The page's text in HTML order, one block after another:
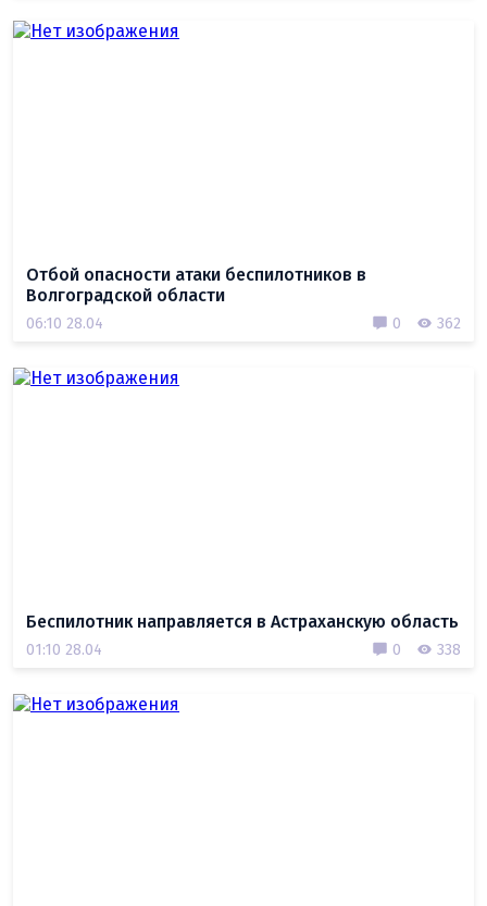
Отбой опасности атаки беспилотников в
Волгоградской области
06:10 28.04 0 362
Беспилотник направляется в Астраханскую область
01:10 28.04 0 338